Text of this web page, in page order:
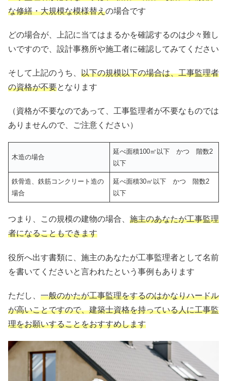
な修繕・大規模な模様替えの場合です
どの場合が、上記に当てはまるかを確認するのは少々難し
いですので、設計事務所や施工者に確認してみてください
そして上記のうち、 以下の規模以下の場合は、工事監理者
の資格が不要となります
（資格が不要なのであって、工事監理者が不要なものでは
ありませんので、ご注意ください）
木造の場合
延べ面積100㎡以下 かつ 階数2
以下
鉄骨造、鉄筋コンクリート造の
場合
延べ面積30㎡以下 かつ 階数2
以下
つまり、この規模の建物の場合、 施主のあなたが工事監理
者になることもできます
役所へ出す書類に、施主のあなたが工事監理者として名前
を書いてくださいと言われたという事例もあります
ただし、 一般のかたが工事監理をするのはかなりハードル
が高いことですので、建築士資格を持っている人に工事監
理をお願いすることをおすすめします